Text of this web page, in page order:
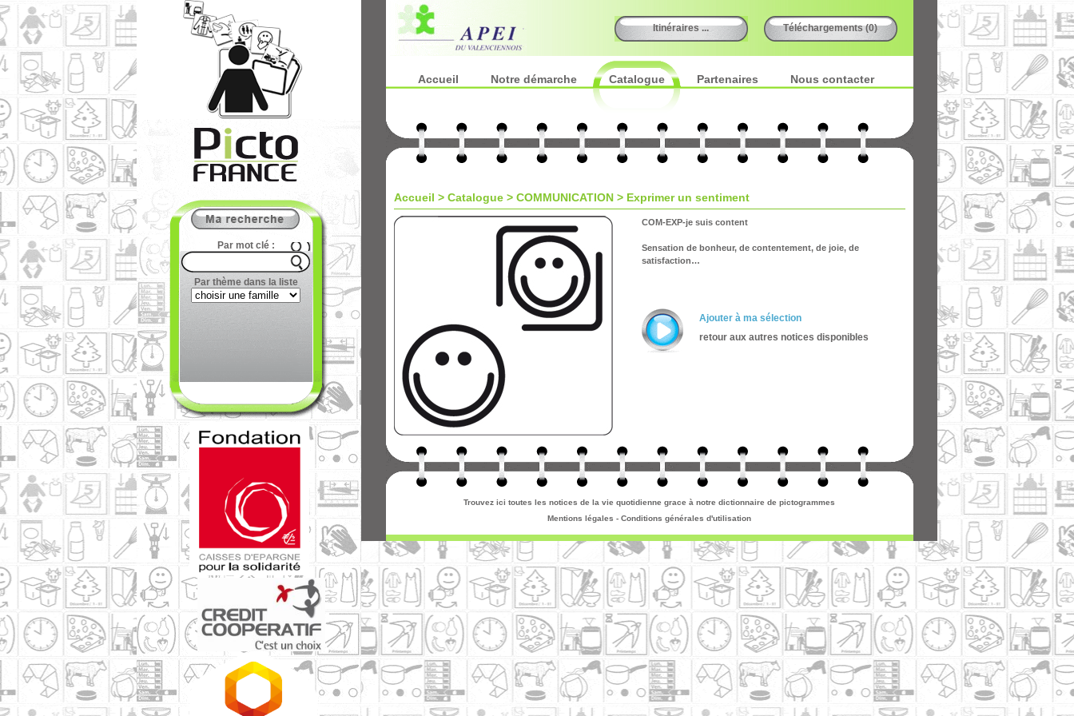
Par mot clé :
Par thème dans la liste
Téléchargements (0)
Itinéraires ...
Accueil Notre démarche Catalogue Partenaires Nous contacter
Accueil > Catalogue > COMMUNICATION > Exprimer un sentiment
COM-EXP-je suis content
Sensation de bonheur, de contentement, de joie, de
satisfaction…
Ajouter à ma sélection
retour aux autres notices disponibles
Trouvez ici toutes les notices de la vie quotidienne grace à notre dictionnaire de pictogrammes
Mentions légales - Conditions générales d'utilisation